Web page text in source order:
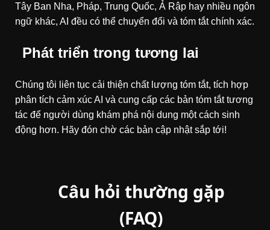
Tây Ban Nha, Pháp, Trung Quốc, Ả Rập hay nhiều ngôn
ngữ khác, AI đều có thể chuyển đổi và tóm tắt chính xác.
Phát triển trong tương lai
Chúng tôi liên tục cải thiện chất lượng tóm tắt, tích hợp
phân tích cảm xúc AI và cung cấp các bản tóm tắt tương
tác để người dùng khám phá nội dung một cách sinh
động hơn. Hãy đón chờ các bản cập nhật sắp tới!
Câu hỏi thường gặp
(FAQ)